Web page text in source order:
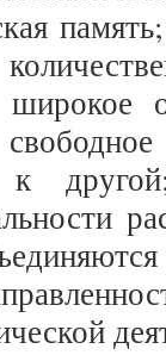
к